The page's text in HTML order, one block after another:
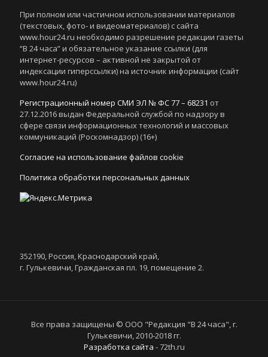
При полном или частичном использовании материалов
(текстовых, фото- и видеоматериалов) с сайта
www.hour24.ru необходимо разрешение редакции газеты
“В 24 часа” и обязательное указание ссылки (для
интернет-ресурсов – активной не закрытой от
индексации гиперссылки) на источник информации (сайт
www.hour24.ru)
Регистрационный номер СМИ ЭЛ № ФС 77 – 68231 от
27.12.2016 выдан Федеральной службой по надзору в
сфере связи информационных технологий и массовых
коммуникаций (Роскомнадзор) (16+)
Согласие на использование файлов cookie
Политика обработки персональных данных
352190, Россия, Краснодарский край,
г. Гулькевичи, Гражданская пл. 19, помещение 2.
Все права защищены © ООО "Редакция "В 24 часа", г.
Гулькевичи, 2010-2018 гг.
Разработка сайта - 72th.ru